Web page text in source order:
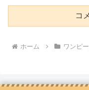
コ
ホーム ワンピ